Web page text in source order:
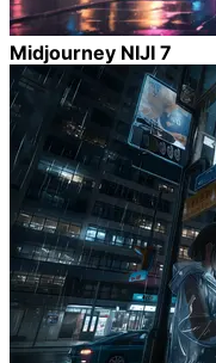
Midjourney NIJI 7